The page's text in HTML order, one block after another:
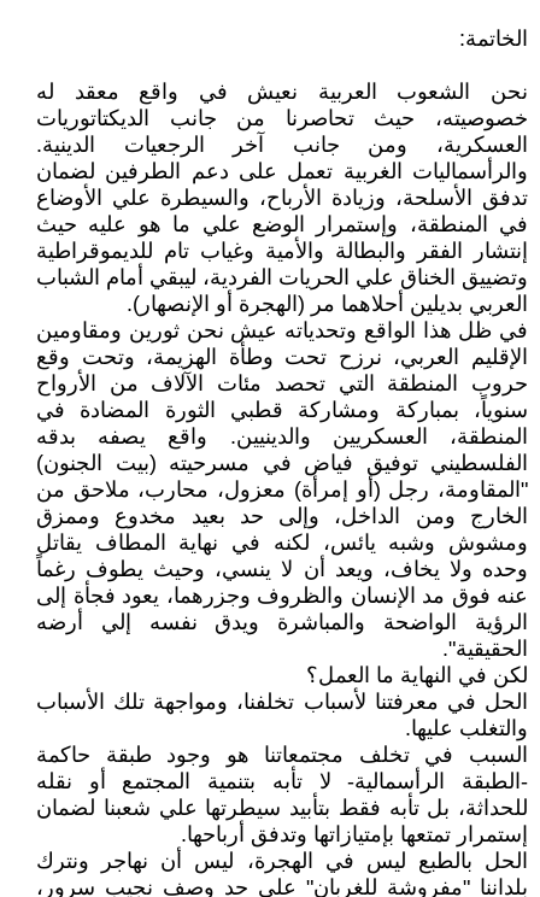
الخاتمة:
نحن الشعوب العربية نعيش في واقع معقد له
خصوصيته، حيث تحاصرنا من جانب الديكتاتوريات
العسكرية، ومن جانب آخر الرجعيات الدينية.
والرأسماليات الغربية تعمل على دعم الطرفين لضمان
تدفق الأسلحة، وزيادة الأرباح، والسيطرة علي الأوضاع
في المنطقة، وإستمرار الوضع علي ما هو عليه حيث
إنتشار الفقر والبطالة والأمية وغياب تام للديموقراطية
وتضييق الخناق علي الحريات الفردية، ليبقي أمام الشباب
العربي بديلين أحلاهما مر (الهجرة أو الإنصهار).
في ظل هذا الواقع وتحدياته عيش نحن ثورين ومقاومين
الإقليم العربي، نرزح تحت وطأة الهزيمة، وتحت وقع
حروب المنطقة التي تحصد مئات الآلاف من الأرواح
سنوياً، بمباركة ومشاركة قطبي الثورة المضادة في
المنطقة، العسكريين والدينيين. واقع يصفه بدقه
الفلسطيني توفيق فياض في مسرحيته (بيت الجنون)
"المقاومة، رجل (أو إمرأة) معزول، محارب، ملاحق من
الخارج ومن الداخل، وإلى حد بعيد مخدوع وممزق
ومشوش وشبه يائس، لكنه في نهاية المطاف يقاتل
وحده ولا يخاف، ويعد أن لا ينسي، وحيث يطوف رغماً
عنه فوق مد الإنسان والظروف وجزرهما، يعود فجأة إلى
الرؤية الواضحة والمباشرة ويدق نفسه إلي أرضه
الحقيقية".
لكن في النهاية ما العمل؟
الحل في معرفتنا لأسباب تخلفنا، ومواجهة تلك الأسباب
والتغلب عليها.
السبب في تخلف مجتمعاتنا هو وجود طبقة حاكمة
-الطبقة الرأسمالية- لا تأبه بتنمية المجتمع أو نقله
للحداثة، بل تأبه فقط بتأبيد سيطرتها علي شعبنا لضمان
إستمرار تمتعها بإمتيازاتها وتدفق أرباحها.
الحل بالطبع ليس في الهجرة، ليس أن نهاجر ونترك
بلداننا "مفروشة للغربان" علي حد وصف نجيب سرور،